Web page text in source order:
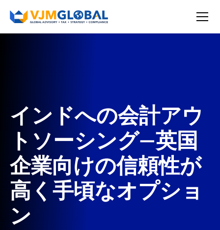
インドへの会計アウ
トソーシング—英国
企業向けの信頼性が
高く手頃なオプショ
ン